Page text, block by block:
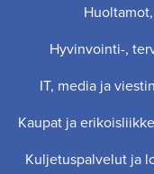
Hyvinvointi-,
IT, media ja
Kaupat ja
Kuljetuspalvelut ja